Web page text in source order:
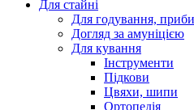
Для стайні
Для годування,
Догляд за амуніцією
Для кування
Інструменти
Підкови
Цвяхи, шипи
Ортопедія